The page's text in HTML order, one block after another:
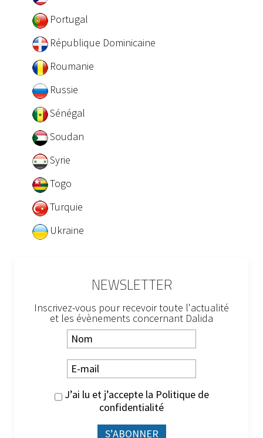
Portugal
République Dominicaine
Roumanie
Russie
Sénégal
Soudan
Syrie
Togo
Turquie
Ukraine
NEWSLETTER
Inscrivez-vous pour recevoir toute l'actualité
et les évènements concernant Dalida
J’ai lu et j’accepte la Politique de
confidentialité